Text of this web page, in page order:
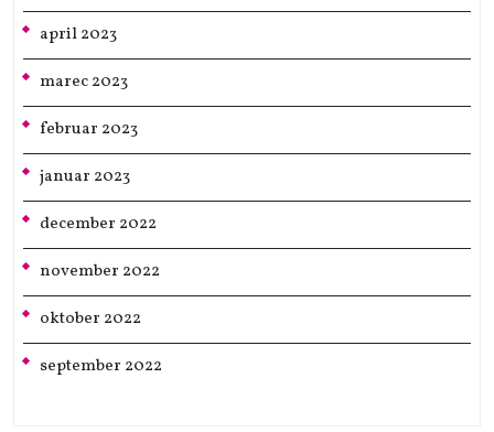
april 2023
marec 2023
februar 2023
januar 2023
december 2022
november 2022
oktober 2022
september 2022